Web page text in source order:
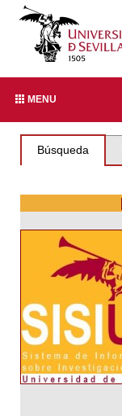
MENU
Búsqueda